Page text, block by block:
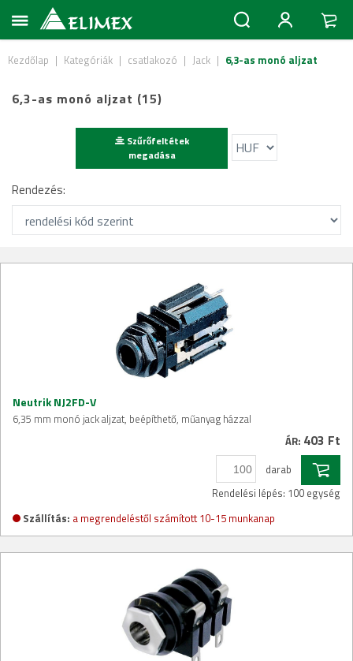
Kezdőlap | Kategóriák | csatlakozó | Jack | 6,3-as monó aljzat
6,3-as monó aljzat (15)
Szűrőfeltétek
megadása
Rendezés:
Neutrik NJ2FD-V
6,35 mm monó jack aljzat, beépíthető, műanyag házzal
ÁR: 403 Ft
darab
Rendelési lépés: 100 egység
Szállítás: a megrendeléstől számított 10-15 munkanap